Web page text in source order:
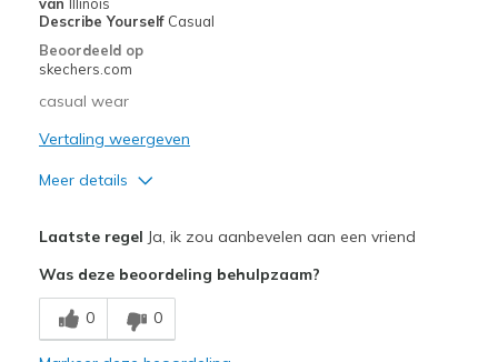
Width
Feels too narrow
Sizing
View On Shoes
Describe Yourself Casual
Beoordeeld op
skechers.com
casual wear
Vertaling weergeven
Meer details
Breathe Well
Comfortable
Laatste regel Ja, ik zou aanbevelen aan een vriend
Was deze beoordeling behulpzaam?
0 0